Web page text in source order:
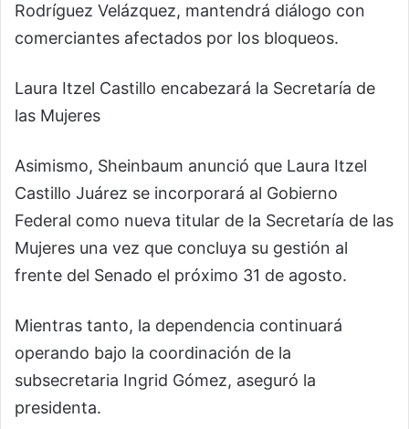
Rodríguez Velázquez, mantendrá diálogo con
comerciantes afectados por los bloqueos.
Laura Itzel Castillo encabezará la Secretaría de
las Mujeres
Asimismo, Sheinbaum anunció que Laura Itzel
Castillo Juárez se incorporará al Gobierno
Federal como nueva titular de la Secretaría de las
Mujeres una vez que concluya su gestión al
frente del Senado el próximo 31 de agosto.
Mientras tanto, la dependencia continuará
operando bajo la coordinación de la
subsecretaria Ingrid Gómez, aseguró la
presidenta.